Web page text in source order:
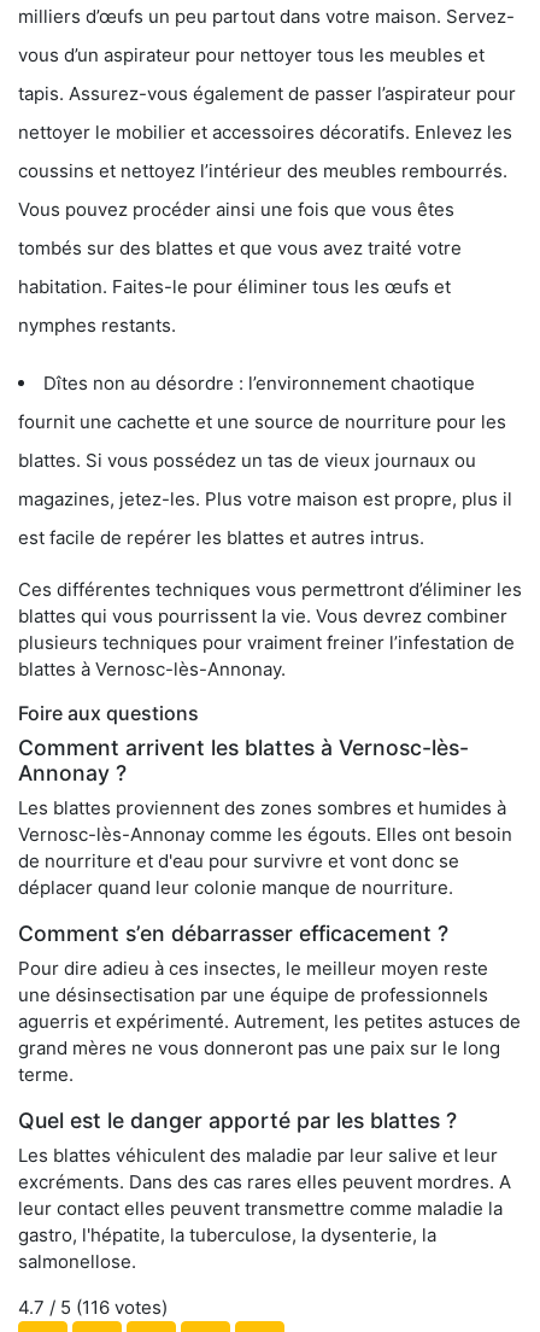
milliers d’œufs un peu partout dans votre maison. Servez-
vous d’un aspirateur pour nettoyer tous les meubles et
tapis. Assurez-vous également de passer l’aspirateur pour
nettoyer le mobilier et accessoires décoratifs. Enlevez les
coussins et nettoyez l’intérieur des meubles rembourrés.
Vous pouvez procéder ainsi une fois que vous êtes
tombés sur des blattes et que vous avez traité votre
habitation. Faites-le pour éliminer tous les œufs et
nymphes restants.
Dîtes non au désordre : l’environnement chaotique
fournit une cachette et une source de nourriture pour les
blattes. Si vous possédez un tas de vieux journaux ou
magazines, jetez-les. Plus votre maison est propre, plus il
est facile de repérer les blattes et autres intrus.
Ces différentes techniques vous permettront d’éliminer les
blattes qui vous pourrissent la vie. Vous devrez combiner
plusieurs techniques pour vraiment freiner l’infestation de
blattes à Vernosc-lès-Annonay.
Foire aux questions
Comment arrivent les blattes à Vernosc-lès-
Annonay ?
Les blattes proviennent des zones sombres et humides à
Vernosc-lès-Annonay comme les égouts. Elles ont besoin
de nourriture et d'eau pour survivre et vont donc se
déplacer quand leur colonie manque de nourriture.
Comment s’en débarrasser efficacement ?
Pour dire adieu à ces insectes, le meilleur moyen reste
une désinsectisation par une équipe de professionnels
aguerris et expérimenté. Autrement, les petites astuces de
grand mères ne vous donneront pas une paix sur le long
terme.
Quel est le danger apporté par les blattes ?
Les blattes véhiculent des maladie par leur salive et leur
excréments. Dans des cas rares elles peuvent mordres. A
leur contact elles peuvent transmettre comme maladie la
gastro, l'hépatite, la tuberculose, la dysenterie, la
salmonellose.
4.7 / 5 (116 votes)